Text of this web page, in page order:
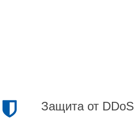
Защита от DDoS